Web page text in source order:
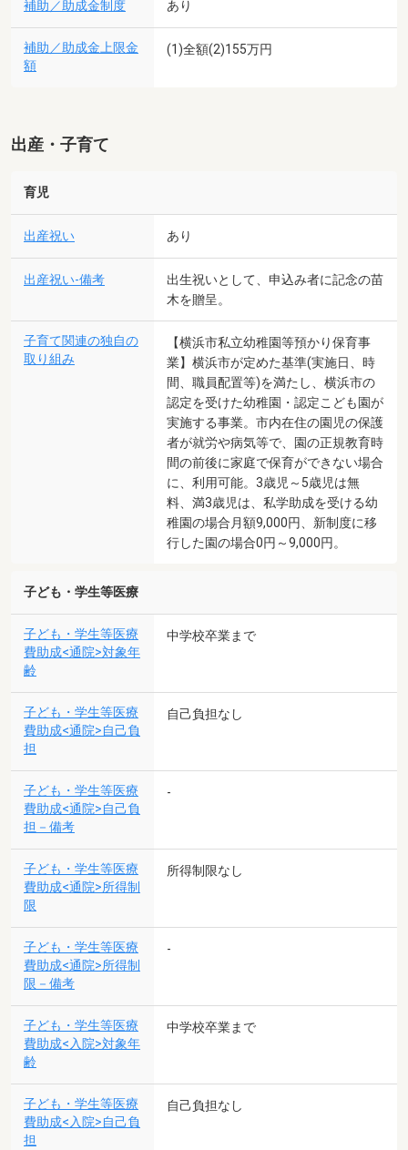
補助／助成金制度 あり
補助／助成金上限金
額
(1)全額(2)155万円
出産・子育て
育児
出産祝い あり
出産祝い-備考
出生祝いとして、申込み者に記念の苗
木を贈呈。
子育て関連の独自の
取り組み
【横浜市私立幼稚園等預かり保育事
業】横浜市が定めた基準(実施日、時
間、職員配置等)を満たし、横浜市の
認定を受けた幼稚園・認定こども園が
実施する事業。市内在住の園児の保護
者が就労や病気等で、園の正規教育時
間の前後に家庭で保育ができない場合
に、利用可能。3歳児～5歳児は無
料、満3歳児は、私学助成を受ける幼
稚園の場合月額9,000円、新制度に移
行した園の場合0円～9,000円。
子ども・学生等医療
子ども・学生等医療
費助成<通院>対象年
齢
中学校卒業まで
子ども・学生等医療
費助成<通院>自己負
担
自己負担なし
子ども・学生等医療
費助成<通院>自己負
担－備考
-
子ども・学生等医療
費助成<通院>所得制
限
所得制限なし
子ども・学生等医療
費助成<通院>所得制
限－備考
-
子ども・学生等医療
費助成<入院>対象年
齢
中学校卒業まで
子ども・学生等医療
費助成<入院>自己負
担
自己負担なし